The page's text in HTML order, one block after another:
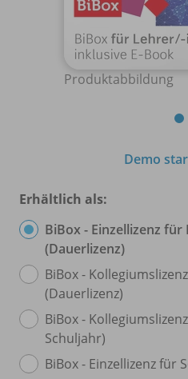
Produktabbildung
Demo
Erhältlich als:
BiBox - Einzellizenz
(Dauerlizenz)
BiBox -
(Dauerlizenz)
BiBox -
Schuljahr)
BiBox - Einzellizenz für